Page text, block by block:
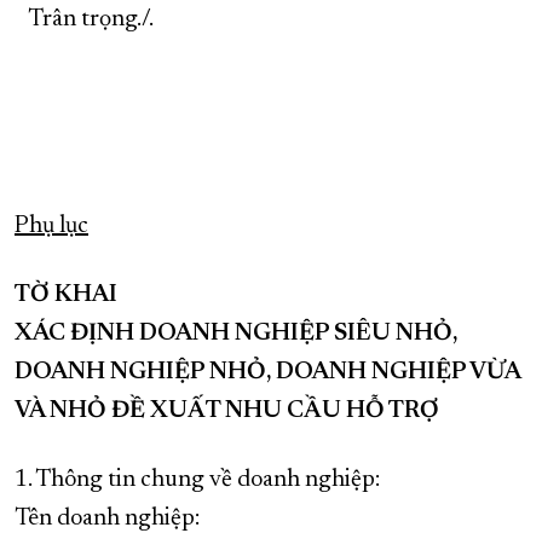
Trân trọng./.
Phụ lục
TỜ KHAI
XÁC ĐỊNH DOANH NGHIỆP SIÊU NHỎ,
DOANH NGHIỆP NHỎ, DOANH NGHIỆP VỪA
VÀ NHỎ ĐỀ XUẤT NHU CẦU HỖ TRỢ
1. Thông tin chung về doanh nghiệp:
Tên doanh nghiệp: